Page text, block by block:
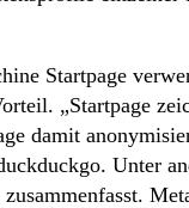
Startpage
„Startpage
damit
Unter